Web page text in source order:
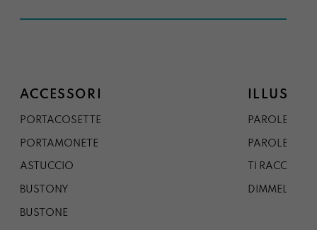
ACCESSORI
PORTACOSETTE
PORTAMONETE
ASTUCCIO
BUSTONY
BUSTONE
PAROLE DAL
PAROLE DA
TI
DIMMELO